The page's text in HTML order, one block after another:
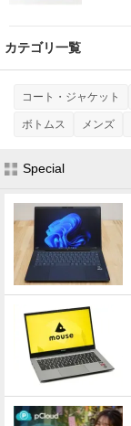
カテゴリ一覧
コート・ジャケット
ボトムス メンズ
Special